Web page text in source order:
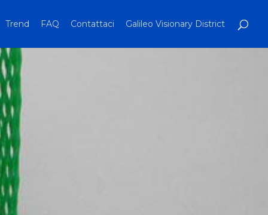
Trend FAQ Contattaci Galileo Visionary District